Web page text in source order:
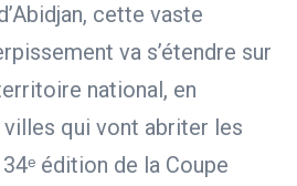
cette vaste
va s’étendre sur
national, en
qui vont abriter les
édition de la Coupe